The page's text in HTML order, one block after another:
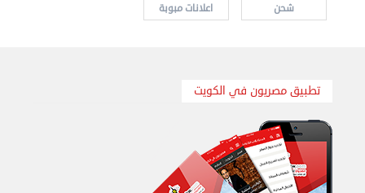
نقل عفش الكويت 50636444 فك وتركيب ايكيا محلي ...
شحن اعلانات مبوبة
تطبيق مصريون في الكويت